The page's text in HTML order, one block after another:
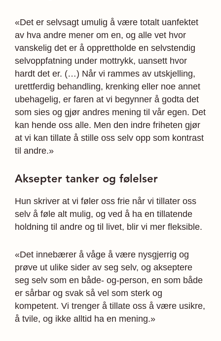
«Det er selvsagt umulig å være totalt uanfektet
av hva andre mener om en, og alle vet hvor
vanskelig det er å opprettholde en selvstendig
selvoppfatning under mottrykk, uansett hvor
hardt det er. (…) Når vi rammes av utskjelling,
urettferdig behandling, krenking eller noe annet
ubehagelig, er faren at vi begynner å godta det
som sies og gjør andres mening til vår egen. Det
kan hende oss alle. Men den indre friheten gjør
at vi kan tillate å stille oss selv opp som kontrast
til andre.»
Aksepter tanker og følelser
Hun skriver at vi føler oss frie når vi tillater oss
selv å føle alt mulig, og ved å ha en tillatende
holdning til andre og til livet, blir vi mer fleksible.
«Det innebærer å våge å være nysgjerrig og
prøve ut ulike sider av seg selv, og akseptere
seg selv som en både- og-person, en som både
er sårbar og svak så vel som sterk og
kompetent. Vi trenger å tillate oss å være usikre,
å tvile, og ikke alltid ha en mening.»